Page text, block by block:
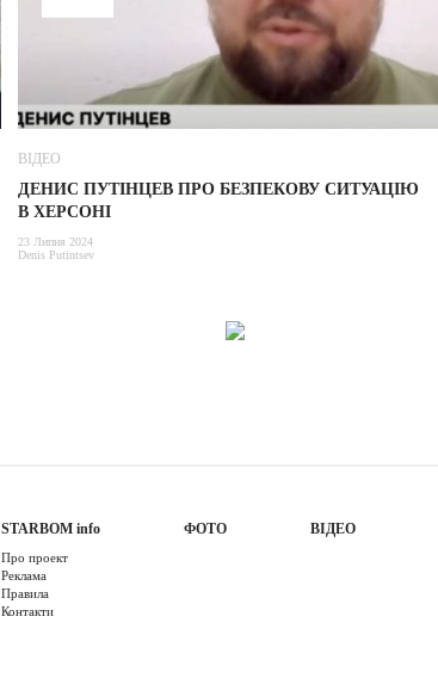
ВІДЕО
ДЕНИС ПУТІНЦЕВ ПРО БЕЗПЕКОВУ СИТУАЦІЮ
В ХЕРСОНІ
23 Липня 2024
Denis Putintsev
STARBOM info
Про проект
Реклама
Правила
Контакти
ФОТО ВІДЕО